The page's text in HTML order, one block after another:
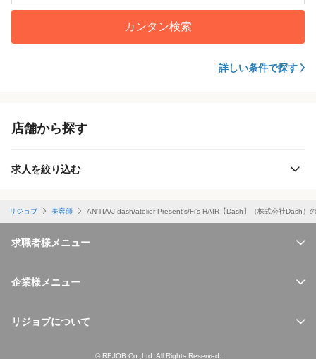
カンタン検索
詳しい条件で探す
店舗から探す
求人を絞り込む
リジョブ 美容師 AN’TIA/J-dash/atelier Present's/Fi's HAIR【Dash】（株式会社Dash）
求職者様メニュー
企業様メニュー
リジョブについて
© REJOB Co.,Ltd. All Rights Reserved.